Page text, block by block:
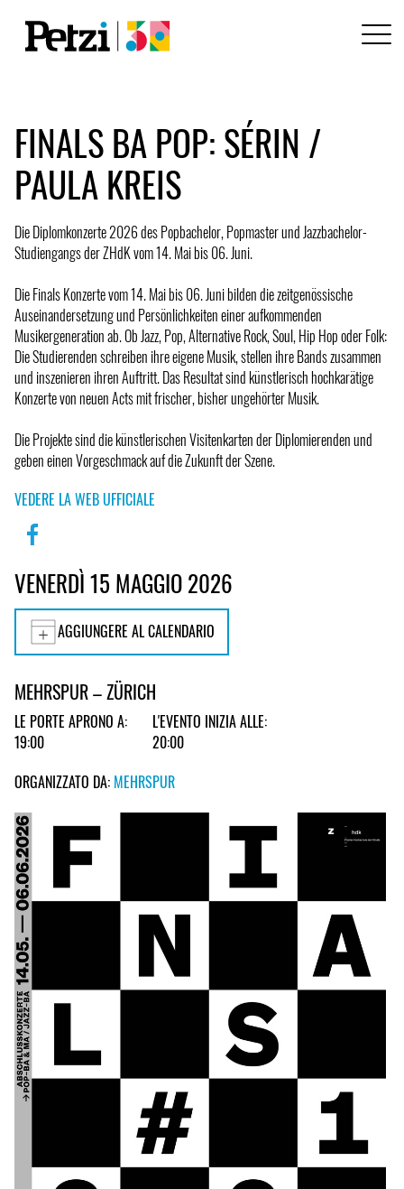
FINALS BA POP: SÉRIN /
PAULA KREIS
Die Diplomkonzerte 2026 des Popbachelor, Popmaster und Jazzbachelor-
Studiengangs der ZHdK vom 14. Mai bis 06. Juni.
Die Finals Konzerte vom 14. Mai bis 06. Juni bilden die zeitgenössische
Auseinandersetzung und Persönlichkeiten einer aufkommenden
Musikergeneration ab. Ob Jazz, Pop, Alternative Rock, Soul, Hip Hop oder Folk:
Die Studierenden schreiben ihre eigene Musik, stellen ihre Bands zusammen
und inszenieren ihren Auftritt. Das Resultat sind künstlerisch hochkarätige
Konzerte von neuen Acts mit frischer, bisher ungehörter Musik.
Die Projekte sind die künstlerischen Visitenkarten der Diplomierenden und
geben einen Vorgeschmack auf die Zukunft der Szene.
VEDERE LA WEB UFFICIALE
VENERDÌ 15 MAGGIO 2026
AGGIUNGERE AL CALENDARIO
MEHRSPUR – ZÜRICH
LE PORTE APRONO A:
19:00
L'EVENTO INIZIA ALLE:
20:00
ORGANIZZATO DA: MEHRSPUR